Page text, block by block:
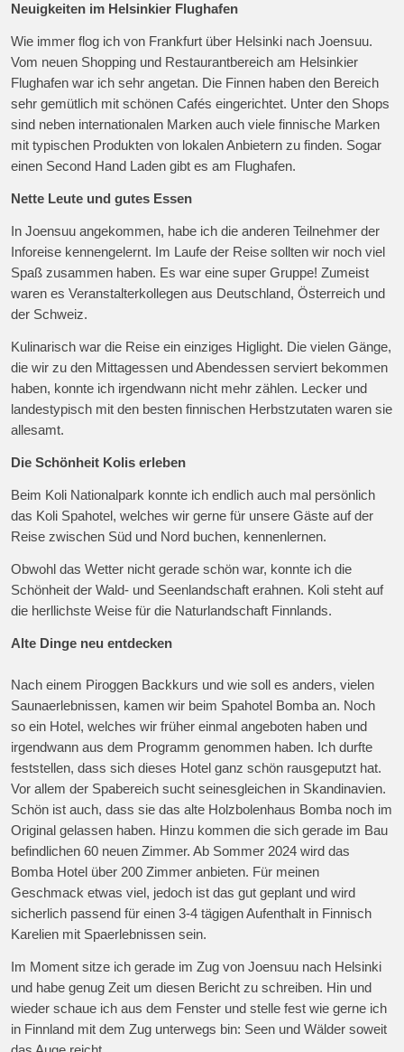
Neuigkeiten im Helsinkier Flughafen
Wie immer flog ich von Frankfurt über Helsinki nach Joensuu.
Vom neuen Shopping und Restaurantbereich am Helsinkier
Flughafen war ich sehr angetan. Die Finnen haben den Bereich
sehr gemütlich mit schönen Cafés eingerichtet. Unter den Shops
sind neben internationalen Marken auch viele finnische Marken
mit typischen Produkten von lokalen Anbietern zu finden. Sogar
einen Second Hand Laden gibt es am Flughafen.
Nette Leute und gutes Essen
In Joensuu angekommen, habe ich die anderen Teilnehmer der
Inforeise kennengelernt. Im Laufe der Reise sollten wir noch viel
Spaß zusammen haben. Es war eine super Gruppe! Zumeist
waren es Veranstalterkollegen aus Deutschland, Österreich und
der Schweiz.
Kulinarisch war die Reise ein einziges Higlight. Die vielen Gänge,
die wir zu den Mittagessen und Abendessen serviert bekommen
haben, konnte ich irgendwann nicht mehr zählen. Lecker und
landestypisch mit den besten finnischen Herbstzutaten waren sie
allesamt.
Die Schönheit Kolis erleben
Beim Koli Nationalpark konnte ich endlich auch mal persönlich
das Koli Spahotel, welches wir gerne für unsere Gäste auf der
Reise zwischen Süd und Nord buchen, kennenlernen.
Obwohl das Wetter nicht gerade schön war, konnte ich die
Schönheit der Wald- und Seenlandschaft erahnen. Koli steht auf
die herllichste Weise für die Naturlandschaft Finnlands.
Alte Dinge neu entdecken
Nach einem Piroggen Backkurs und wie soll es anders, vielen
Saunaerlebnissen, kamen wir beim Spahotel Bomba an. Noch
so ein Hotel, welches wir früher einmal angeboten haben und
irgendwann aus dem Programm genommen haben. Ich durfte
feststellen, dass sich dieses Hotel ganz schön rausgeputzt hat.
Vor allem der Spabereich sucht seinesgleichen in Skandinavien.
Schön ist auch, dass sie das alte Holzbolenhaus Bomba noch im
Original gelassen haben. Hinzu kommen die sich gerade im Bau
befindlichen 60 neuen Zimmer. Ab Sommer 2024 wird das
Bomba Hotel über 200 Zimmer anbieten. Für meinen
Geschmack etwas viel, jedoch ist das gut geplant und wird
sicherlich passend für einen 3-4 tägigen Aufenthalt in Finnisch
Karelien mit Spaerlebnissen sein.
Im Moment sitze ich gerade im Zug von Joensuu nach Helsinki
und habe genug Zeit um diesen Bericht zu schreiben. Hin und
wieder schaue ich aus dem Fenster und stelle fest wie gerne ich
in Finnland mit dem Zug unterwegs bin: Seen und Wälder soweit